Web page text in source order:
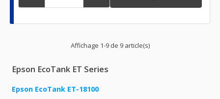
Affichage 1-9 de 9 article(s)
Epson EcoTank ET Series
Epson EcoTank ET-18100